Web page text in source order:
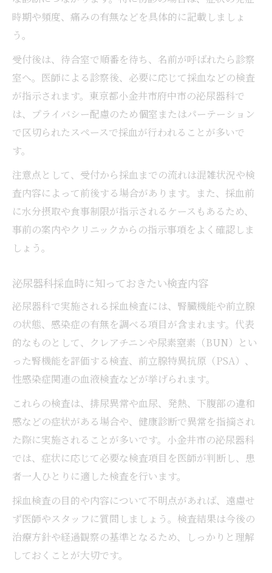
て知る
方
採血は泌尿器科受診でなぜ必要なのか
泌尿器科で採血が行われる理由と検査の意
義
泌尿器科採血でわかる主な病気や問題点
説
泌尿器科での性病検査と採血の関連性
泌尿器科採血が健康管理に役立つポイント
初めての泌尿器科受診で知るべきポイント
泌尿器科でパンツを脱ぐ理由と検査時の配
慮
泌尿器科受診前に準備しておきたいこと
泌尿器科での問診や診察の流れを詳しく解
プライバシー重視の泌尿器科受診体験談
泌尿器科受診で感じたプライバシー配慮の
実例
女性医師在籍の泌尿器科で安心できた体験
泌尿器科での採血や検査を丁寧に説明され
泌尿器科での配慮ある対応が不安解消につ
ながる理由
時期や頻度、痛みの有無などを具体的に記載しましょ
う。
受付後は、待合室で順番を待ち、名前が呼ばれたら診察
室へ。医師による診察後、必要に応じて採血などの検査
が指示されます。東京都小金井市府中市の泌尿器科で
は、プライバシー配慮のため個室またはパーテーション
で区切られたスペースで採血が行われることが多いで
す。
注意点として、受付から採血までの流れは混雑状況や検
査内容によって前後する場合があります。また、採血前
に水分摂取や食事制限が指示されるケースもあるため、
事前の案内やクリニックからの指示事項をよく確認しま
しょう。
泌尿器科採血時に知っておきたい検査内容
泌尿器科で実施される採血検査には、腎臓機能や前立腺
の状態、感染症の有無を調べる項目が含まれます。代表
的なものとして、クレアチニンや尿素窒素（BUN）とい
った腎機能を評価する検査、前立腺特異抗原（PSA）、
性感染症関連の血液検査などが挙げられます。
これらの検査は、排尿異常や血尿、発熱、下腹部の違和
感などの症状がある場合や、健康診断で異常を指摘され
た際に実施されることが多いです。小金井市の泌尿器科
では、症状に応じて必要な検査項目を医師が判断し、患
者一人ひとりに適した検査を行います。
採血検査の目的や内容について不明点があれば、遠慮せ
ず医師やスタッフに質問しましょう。検査結果は今後の
治療方針や経過観察の基準となるため、しっかりと理解
しておくことが大切です。